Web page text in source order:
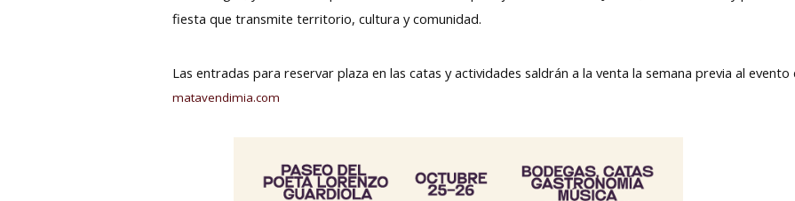
fiesta que transmite territorio, cultura y comunidad.
Las entradas para reservar plaza en las catas y actividades saldrán a la venta la semana previa al evento
matavendimia.com